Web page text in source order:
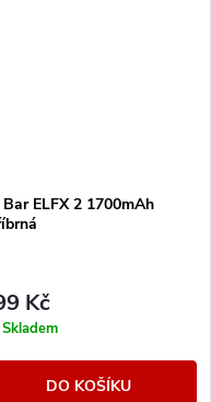
Bar ELFX 2 1700mAh
Kč
Skladem
DO KOŠÍKU